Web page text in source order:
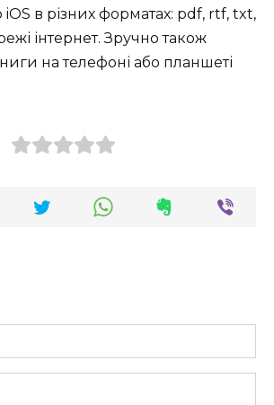
в різних форматах: pdf, rtf, txt,
інтернет. Зручно також
на телефоні або планшеті